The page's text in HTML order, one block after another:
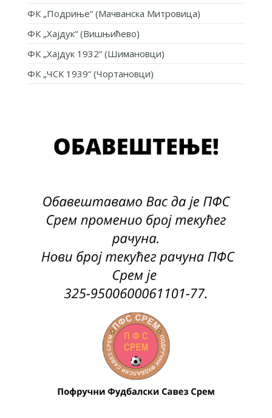
ФК „Подриње“ (Мачванска Митровица)
ФК „Хајдук“ (Вишњићево)
ФК „Хајдук 1932“ (Шимановци)
ФК „ЧСК 1939“ (Чортановци)